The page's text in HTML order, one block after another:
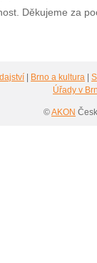
Děkujeme za
Brno a kultura
Úřady v
©AKON